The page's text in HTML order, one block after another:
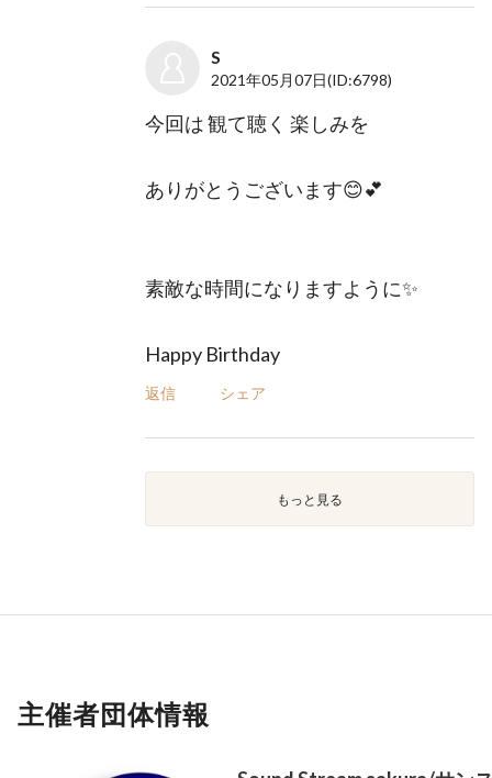
S
2021年05月07日(ID:6798)
今回は 観て聴く 楽しみを
ありがとうございます😊💕
素敵な時間になりますように✨
Happy Birthday
返信 シェア
もっと見る
主催者団体情報